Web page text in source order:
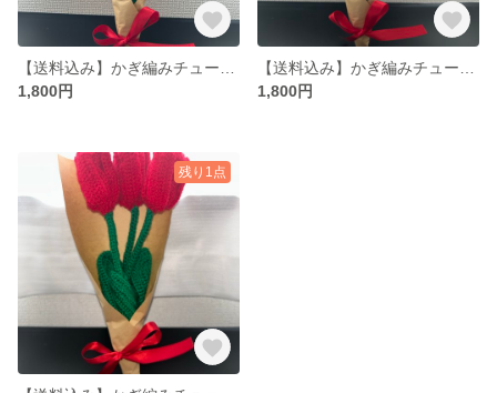
1,800円
1,800円
残り1点